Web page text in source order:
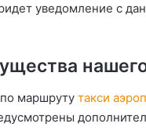
уведомление с
маршруту такси